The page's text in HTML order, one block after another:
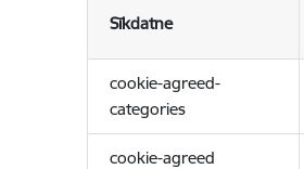
Sīkdatne
cookie-agreed-
categories
cookie-agreed